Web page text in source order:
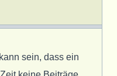
sein, dass ein